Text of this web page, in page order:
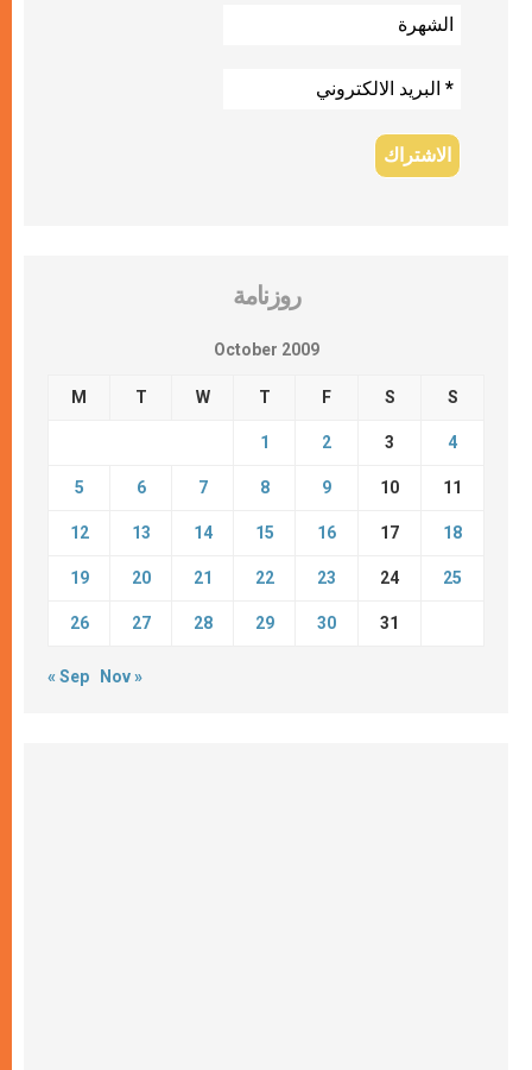
روزنامة
October 2009
M T W T F S S
1 2 3 4
5 6 7 8 9 10 11
12 13 14 15 16 17 18
19 20 21 22 23 24 25
26 27 28 29 30 31
« Sep Nov »